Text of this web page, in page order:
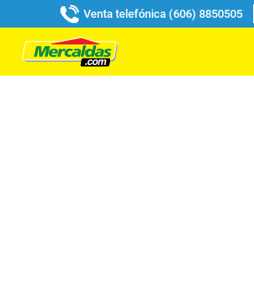
Venta telefónica (606) 8850505